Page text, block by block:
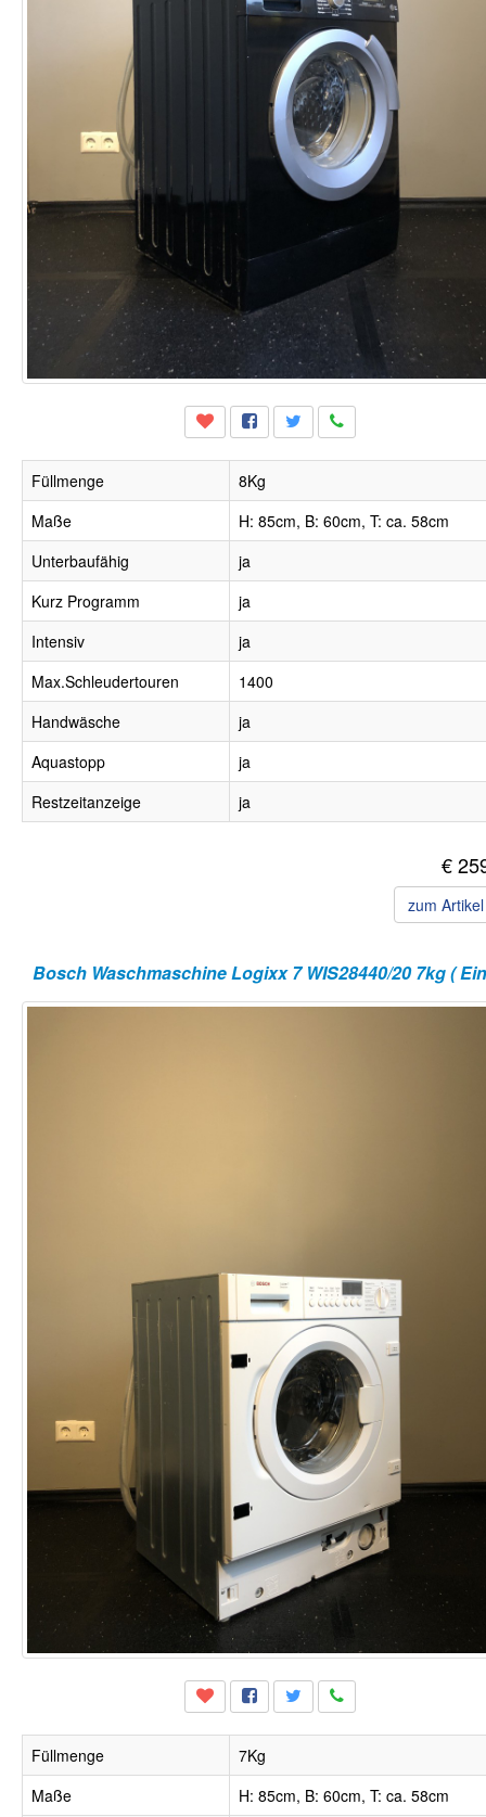
Füllmenge
8Kg
Maße
H: 85cm, B: 60cm, T: ca. 58cm
Unterbaufähig
ja
Kurz Programm
ja
Intensiv
ja
Max.Schleudertouren
1400
Handwäsche
ja
Aquastopp
ja
Restzeitanzeige
ja
€
zum
Füllmenge
7Kg
Maße
H: 85cm, B: 60cm, T: ca. 58cm